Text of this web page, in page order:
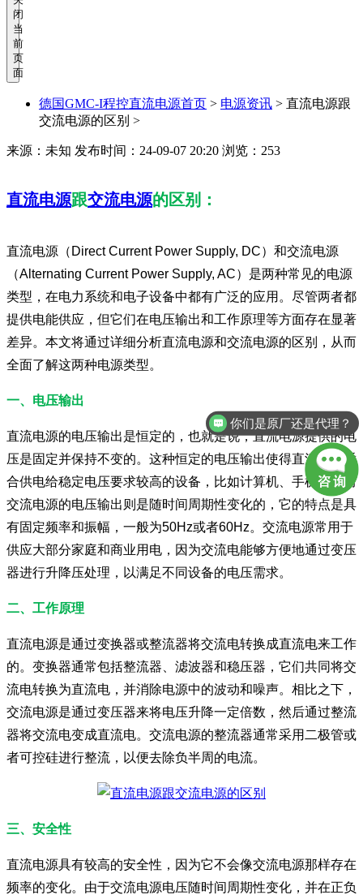
闭
当
前
页
面
德国GMC-I程控直流电源首页 > 电源资讯 > 直流电源跟
交流电源的区别 >
来源：未知 发布时间：24-09-07 20:20 浏览：253
直流电源跟交流电源的区别：
直流电源（Direct Current Power Supply, DC）和交流电源
（Alternating Current Power Supply, AC）是两种常见的电源
类型，在电力系统和电子设备中都有广泛的应用。尽管两者都
提供电能供应，但它们在电压输出和工作原理等方面存在显著
差异。本文将通过详细分析直流电源和交流电源的区别，从而
全面了解这两种电源类型。
一、电压输出
直流电源的电压输出是恒定的，也就是说，直流电源提供的电
压是固定并保持不变的。这种恒定的电压输出使得直流电源适
合供电给稳定电压要求较高的设备，比如计算机、手机等。而
交流电源的电压输出则是随时间周期性变化的，它的特点是具
有固定频率和振幅，一般为50Hz或者60Hz。交流电源常用于
供应大部分家庭和商业用电，因为交流电能够方便地通过变压
器进行升降压处理，以满足不同设备的电压需求。
二、工作原理
直流电源是通过变换器或整流器将交流电转换成直流电来工作
的。变换器通常包括整流器、滤波器和稳压器，它们共同将交
流电转换为直流电，并消除电源中的波动和噪声。相比之下，
交流电源是通过变压器来将电压升降一定倍数，然后通过整流
器将交流电变成直流电。交流电源的整流器通常采用二极管或
者可控硅进行整流，以便去除负半周的电流。
三、安全性
直流电源具有较高的安全性，因为它不会像交流电源那样存在
频率的变化。由于交流电源电压随时间周期性变化，并在正负
你们是原厂还是代理？